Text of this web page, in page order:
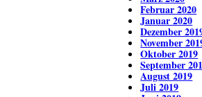
Februar 2020
Januar 2020
Dezember
November
Oktober 2019
September
August 2019
Juli 2019